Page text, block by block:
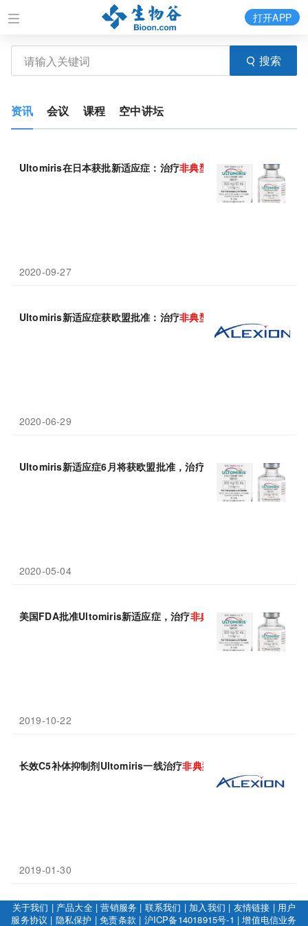
搜索
打开APP
资讯 会议 课程 空中讲坛
Ultomiris在日本获批新适应症：治疗非典型 溶血性尿毒 综合
2020-09-27
Ultomiris新适应症获欧盟批准：治疗非典型
2020-06-29
Ultomiris新适应症6月将获欧盟批准，治疗 非典型溶血性 尿毒
2020-05-04
美国FDA批准Ultomiris新适应症，治疗非典型 溶血性 尿毒综合征
2019-10-22
长效C5补体抑制剂Ultomiris一线治疗非典型
2019-01-30
关于我们 | 产品大全|营销服务 | 联系我们 | 加入我们 | 友情链接 | 用户
服务协议 | 隐私保护 |免责条款 | 沪ICP备14018915号-1 |增值电信业务